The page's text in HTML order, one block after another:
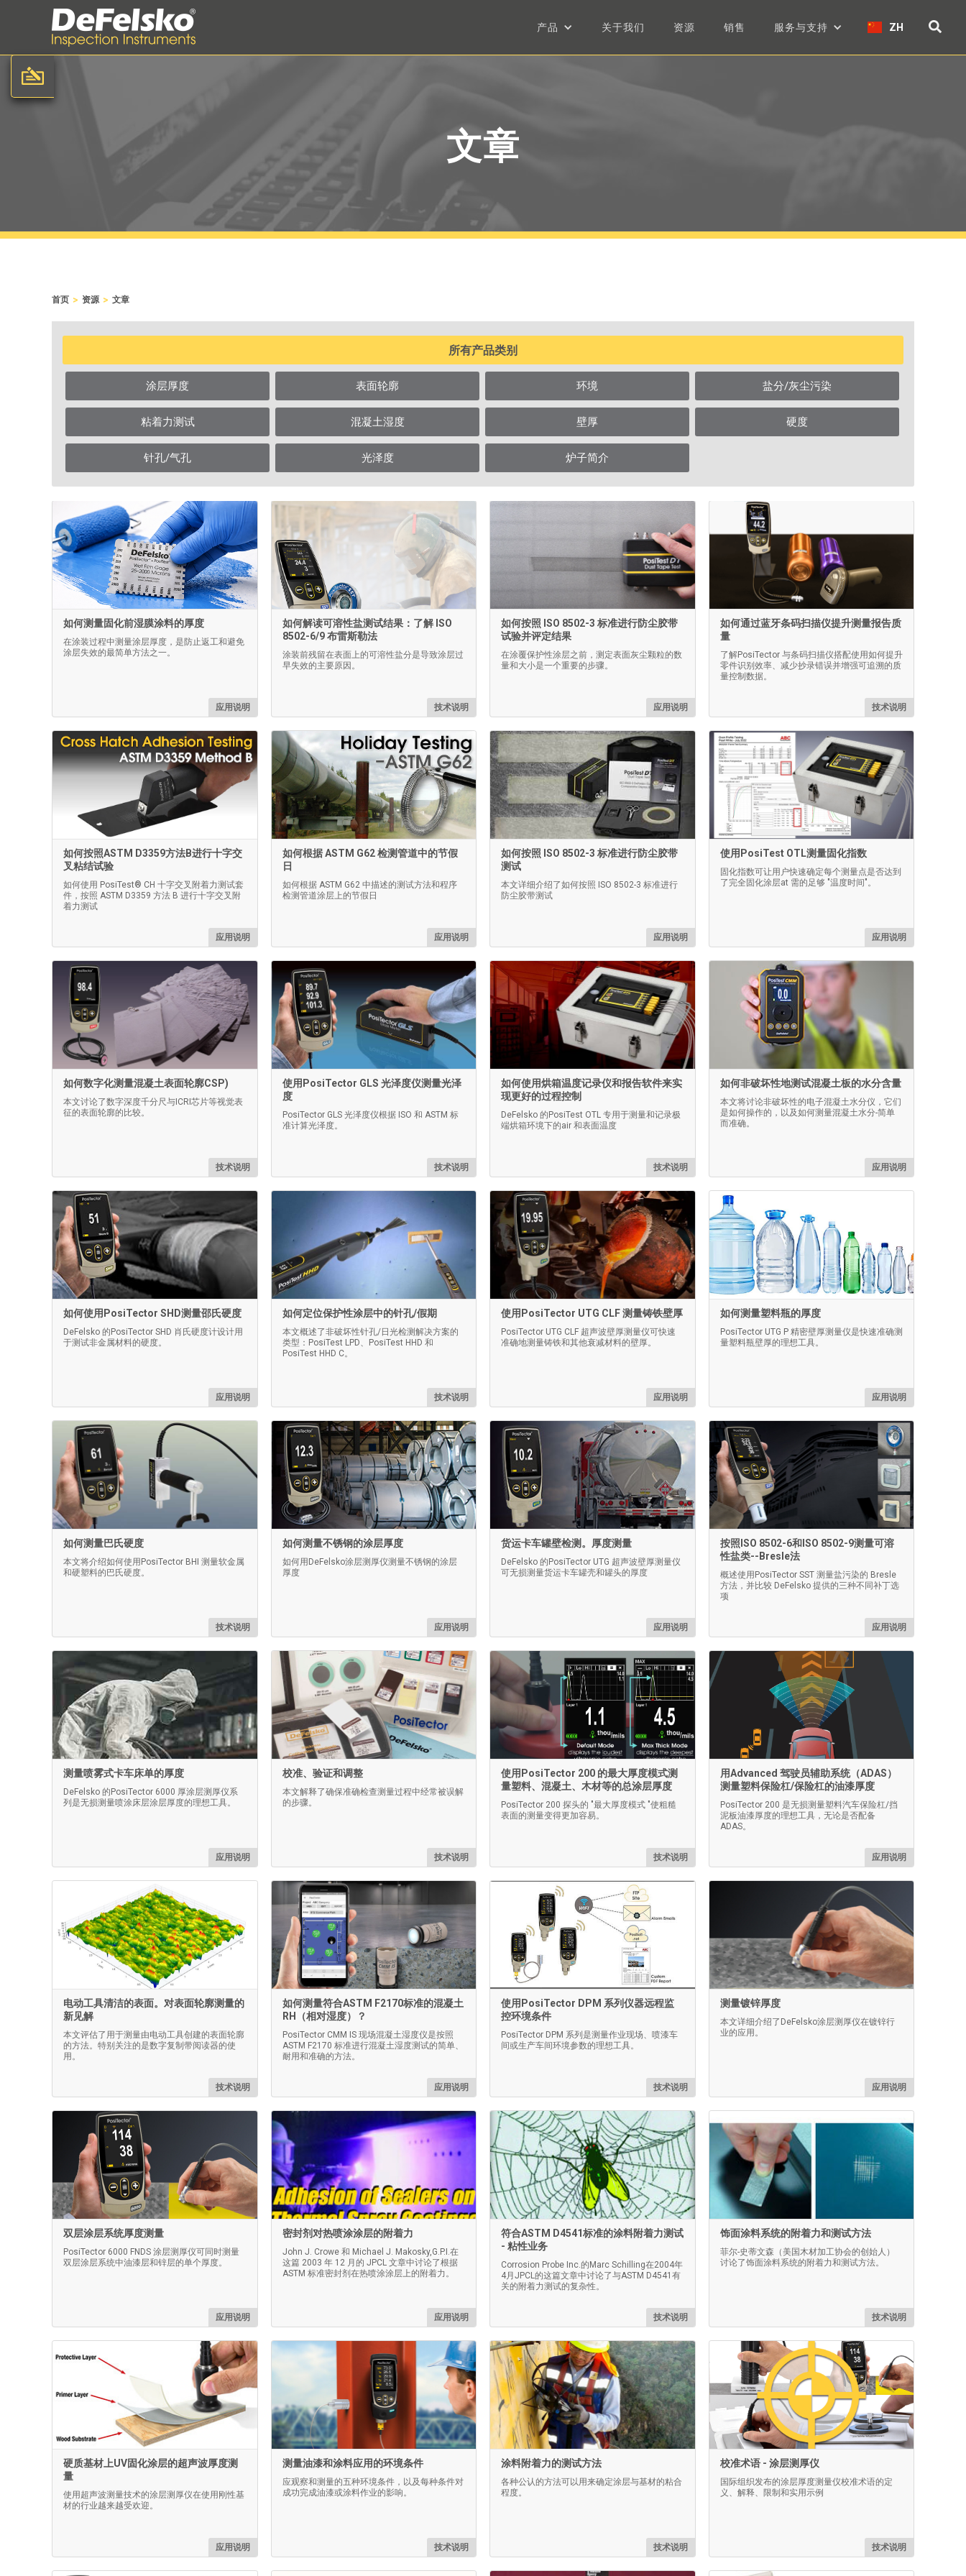
产品 关于我们 资源 销售 服务与支持 ZH
文章
首页 > 资源 > 文章
所有产品类别
涂层厚度 表面轮廓 环境 盐分/灰尘污染
粘着力测试 混凝土湿度 壁厚 硬度
针孔/气孔 光泽度 炉子简介
如何测量固化前湿膜涂料的厚度
在涂装过程中测量涂层厚度，是防止返工和避免
涂层失效的最简单方法之一。
应用说明
如何解读可溶性盐测试结果：了解 ISO
8502-6/9 布雷斯勒法
涂装前残留在表面上的可溶性盐分是导致涂层过
早失效的主要原因。
技术说明
如何按照 ISO 8502-3 标准进行防尘胶带
试验并评定结果
在涂覆保护性涂层之前，测定表面灰尘颗粒的数
量和大小是一个重要的步骤。
应用说明
如何通过蓝牙条码扫描仪提升测量报告质
量
了解PosiTector 与条码扫描仪搭配使用如何提升
零件识别效率、减少抄录错误并增强可追溯的质
量控制数据。
技术说明
如何按照ASTM D3359方法B进行十字交
叉粘结试验
如何使用 PosiTest® CH 十字交叉附着力测试套
件，按照 ASTM D3359 方法 B 进行十字交叉附
着力测试
应用说明
如何根据 ASTM G62 检测管道中的节假
日
如何根据 ASTM G62 中描述的测试方法和程序
检测管道涂层上的节假日
应用说明
如何按照 ISO 8502-3 标准进行防尘胶带
测试
本文详细介绍了如何按照 ISO 8502-3 标准进行
防尘胶带测试
应用说明
使用PosiTest OTL测量固化指数
固化指数可让用户快速确定每个测量点是否达到
了完全固化涂层at 需的足够 "温度时间"。
应用说明
如何数字化测量混凝土表面轮廓CSP)
本文讨论了数字深度千分尺与ICRI芯片等视觉表
征的表面轮廓的比较。
技术说明
使用PosiTector GLS 光泽度仪测量光泽
度
PosiTector GLS 光泽度仪根据 ISO 和 ASTM 标
准计算光泽度。
技术说明
如何使用烘箱温度记录仪和报告软件来实
现更好的过程控制
DeFelsko 的PosiTest OTL 专用于测量和记录极
端烘箱环境下的air 和表面温度
技术说明
如何非破坏性地测试混凝土板的水分含量
本文将讨论非破坏性的电子混凝土水分仪，它们
是如何操作的，以及如何测量混凝土水分-简单
而准确。
应用说明
如何使用PosiTector SHD测量邵氏硬度
DeFelsko 的PosiTector SHD 肖氏硬度计设计用
于测试非金属材料的硬度。
应用说明
如何定位保护性涂层中的针孔/假期
本文概述了非破坏性针孔/日光检测解决方案的
类型：PosiTest LPD、PosiTest HHD 和
PosiTest HHD C。
技术说明
使用PosiTector UTG CLF 测量铸铁壁厚
PosiTector UTG CLF 超声波壁厚测量仪可快速
准确地测量铸铁和其他衰减材料的壁厚。
应用说明
如何测量塑料瓶的厚度
PosiTector UTG P 精密壁厚测量仪是快速准确测
量塑料瓶壁厚的理想工具。
应用说明
如何测量巴氏硬度
本文将介绍如何使用PosiTector BHI 测量软金属
和硬塑料的巴氏硬度。
技术说明
如何测量不锈钢的涂层厚度
如何用DeFelsko涂层测厚仪测量不锈钢的涂层
厚度
应用说明
货运卡车罐壁检测。厚度测量
DeFelsko 的PosiTector UTG 超声波壁厚测量仪
可无损测量货运卡车罐壳和罐头的厚度
应用说明
按照ISO 8502-6和ISO 8502-9测量可溶
性盐类--Bresle法
概述使用PosiTector SST 测量盐污染的 Bresle
方法，并比较 DeFelsko 提供的三种不同补丁选
项
应用说明
测量喷雾式卡车床单的厚度
DeFelsko 的PosiTector 6000 厚涂层测厚仪系
列是无损测量喷涂床层涂层厚度的理想工具。
应用说明
校准、验证和调整
本文解释了确保准确检查测量过程中经常被误解
的步骤。
技术说明
使用PosiTector 200 的最大厚度模式测
量塑料、混凝土、木材等的总涂层厚度
PosiTector 200 探头的 "最大厚度模式 "使粗糙
表面的测量变得更加容易。
技术说明
用Advanced 驾驶员辅助系统（ADAS）
测量塑料保险杠/保险杠的油漆厚度
PosiTector 200 是无损测量塑料汽车保险杠/挡
泥板油漆厚度的理想工具，无论是否配备
ADAS。
应用说明
电动工具清洁的表面。对表面轮廓测量的
新见解
本文评估了用于测量由电动工具创建的表面轮廓
的方法。特别关注的是数字复制带阅读器的使
用。
技术说明
如何测量符合ASTM F2170标准的混凝土
RH（相对湿度）？
PosiTector CMM IS 现场混凝土湿度仪是按照
ASTM F2170 标准进行混凝土湿度测试的简单、
耐用和准确的方法。
应用说明
使用PosiTector DPM 系列仪器远程监
控环境条件
PosiTector DPM 系列是测量作业现场、喷漆车
间或生产车间环境参数的理想工具。
技术说明
测量镀锌厚度
本文详细介绍了DeFelsko涂层测厚仪在镀锌行
业的应用。
应用说明
双层涂层系统厚度测量
PosiTector 6000 FNDS 涂层测厚仪可同时测量
双层涂层系统中油漆层和锌层的单个厚度。
应用说明
密封剂对热喷涂涂层的附着力
John J. Crowe 和 Michael J. Makosky,G.P.I.在
这篇 2003 年 12 月的 JPCL 文章中讨论了根据
ASTM 标准密封剂在热喷涂涂层上的附着力。
应用说明
符合ASTM D4541标准的涂料附着力测试
- 粘性业务
Corrosion Probe Inc.的Marc Schilling在2004年
4月JPCL的这篇文章中讨论了与ASTM D4541有
关的附着力测试的复杂性。
技术说明
饰面涂料系统的附着力和测试方法
菲尔-史蒂文森（美国木材加工协会的创始人）
讨论了饰面涂料系统的附着力和测试方法。
技术说明
硬质基材上UV固化涂层的超声波厚度测
量
使用超声波测量技术的涂层测厚仪在使用刚性基
材的行业越来越受欢迎。
应用说明
测量油漆和涂料应用的环境条件
应观察和测量的五种环境条件，以及每种条件对
成功完成油漆或涂料作业的影响。
技术说明
涂料附着力的测试方法
各种公认的方法可以用来确定涂层与基材的粘合
程度。
技术说明
校准术语 - 涂层测厚仪
国际组织发布的涂层厚度测量仪校准术语的定
义、解释、限制和实用示例
技术说明